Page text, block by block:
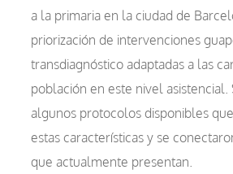
a la primaria en la ciudad de
priorización de intervenciones
transdiagnóstico adaptadas a las
población en este nivel
algunos protocolos disponibles
estas características y se
que actualmente presentan.